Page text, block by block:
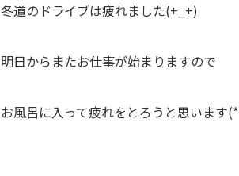
冬道のドライブは疲れました(+_+)
明日からまたお仕事が始まりますので
お風呂に入って疲れをとろうと思います